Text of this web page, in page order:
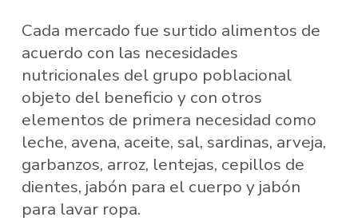
Cada mercado fue surtido alimentos de
acuerdo con las necesidades
nutricionales del grupo poblacional
objeto del beneficio y con otros
elementos de primera necesidad como
leche, avena, aceite, sal, sardinas, arveja,
garbanzos, arroz, lentejas, cepillos de
dientes, jabón para el cuerpo y jabón
para lavar ropa.